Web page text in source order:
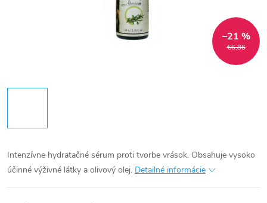
€6,86
–21 %
Intenzívne hydratačné sérum proti tvorbe vrások. Obsahuje vysoko
účinné výživné látky a olivový olej. Detailné informácie